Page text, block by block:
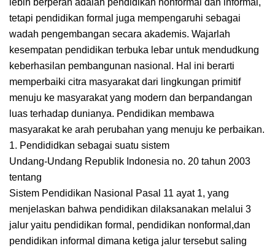
lebih berperan adalah pendidikan nonformal dan informal,
tetapi pendidikan formal juga mempengaruhi sebagai
wadah pengembangan secara akademis. Wajarlah
kesempatan pendidikan terbuka lebar untuk mendudkung
keberhasilan pembangunan nasional. Hal ini berarti
memperbaiki citra masyarakat dari lingkungan primitif
menuju ke masyarakat yang modern dan berpandangan
luas terhadap dunianya. Pendidikan membawa
masyarakat ke arah perubahan yang menuju ke perbaikan.
1. Pendididkan sebagai suatu sistem
Undang-Undang Republik Indonesia no. 20 tahun 2003
tentang
Sistem Pendidikan Nasional Pasal 11 ayat 1, yang
menjelaskan bahwa pendidikan dilaksanakan melalui 3
jalur yaitu pendidikan formal, pendidikan nonformal,dan
pendidikan informal dimana ketiga jalur tersebut saling